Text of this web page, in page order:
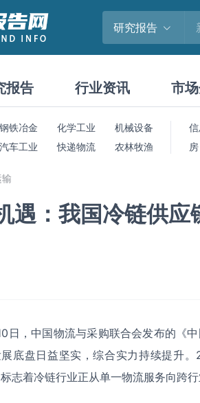
研究报告
报告 行业资讯 市
钢铁冶金 化学工业
机械设备
汽车工业 快递物流 农林牧渔
遇：我国冷链供
日，中国物流与采购联合会发布的《
底盘日益坚实，综合实力持续提升
志着冷链行业正从单一物流服务向跨